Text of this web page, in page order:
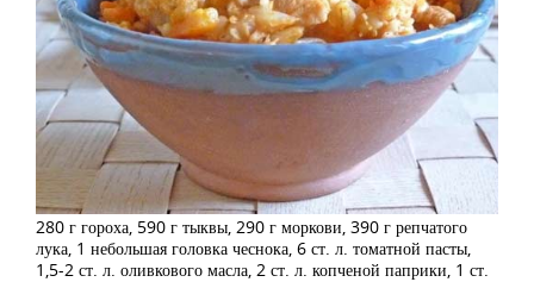
280 г гороха, 590 г тыквы, 290 г моркови, 390 г репчатого
лука, 1 небольшая головка чеснока, 6 ст. л. томатной пасты,
1,5-2 ст. л. оливкового масла, 2 ст. л. копченой паприки, 1 ст.